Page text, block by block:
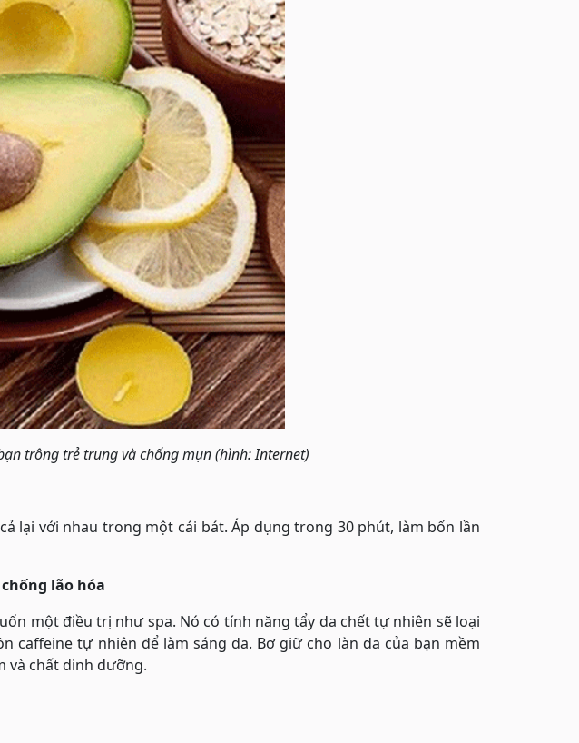
trông trẻ trung và chống mụn (hình: Internet)
lại với nhau trong một cái bát. Áp dụng trong 30 phút, làm bốn lần
lão hóa
một điều trị như spa. Nó có tính năng tẩy da chết tự nhiên sẽ loại
caffeine tự nhiên để làm sáng da. Bơ giữ cho làn da của bạn mềm
và chất dinh dưỡng.